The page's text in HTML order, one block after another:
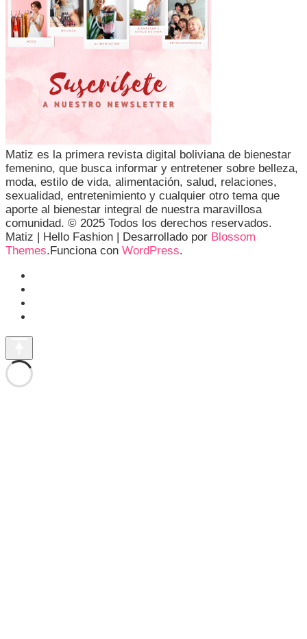
Matiz es la primera revista digital boliviana de bienestar
femenino, que busca informar y entretener sobre belleza,
moda, estilo de vida, alimentación, salud, relaciones,
sexualidad, entretenimiento y cualquier otro tema que
aporte al bienestar integral de nuestra maravillosa
comunidad. © 2025 Todos los derechos reservados.
Matiz | Hello Fashion | Desarrollado por Blossom
Themes.Funciona con WordPress.